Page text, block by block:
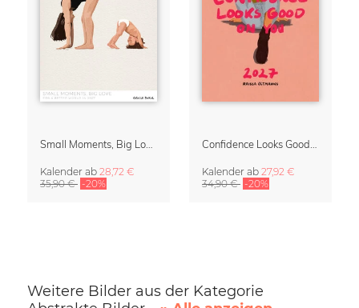
Kalender ab 28,72 €
35,90 € -20%
Kalender ab 27,92 €
34,90 € -20%
Weitere Bilder aus der Kategorie